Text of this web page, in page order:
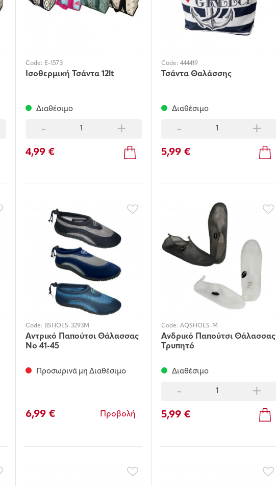
Code: E-1573
Ισοθερμική Τσάντα 12lt
Διαθέσιμο
- +
4,99 €
Code: 444419
Τσάντα Θαλάσσης
Διαθέσιμο
- +
5,99 €
Code: BSHOES-3293M
Αντρικό Παπούτσι Θάλασσας
Νο 41-45
Προσωρινά μη Διαθέσιμο
6,99 € Προβολή
Code: AQSHOES-M
Ανδρικό Παπούτσι Θάλασσας
Τρυπητό
Διαθέσιμο
- +
5,99 €